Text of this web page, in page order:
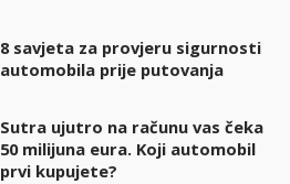
8 savjeta za provjeru sigurnosti
automobila prije putovanja
Sutra ujutro na računu vas čeka
50 milijuna eura. Koji automobil
prvi kupujete?